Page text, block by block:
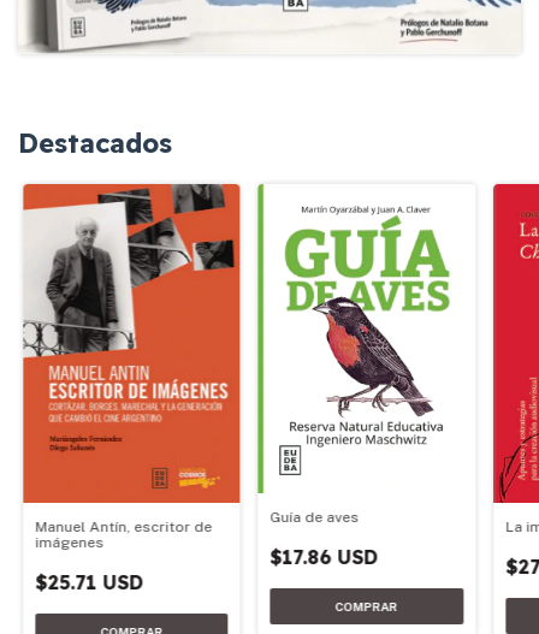
Destacados
Manuel Antín, escritor de
imágenes
$25.71 USD
Guía de aves
$17.86 USD
La